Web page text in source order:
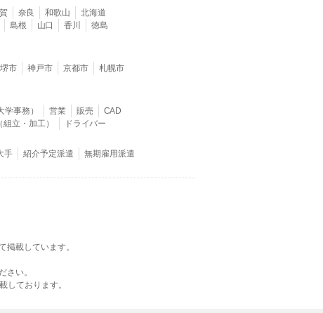
奈良 和歌山
北海道
島根 山口 香川
徳島
堺市 神戸市 京都市
札幌市
事務） 営業 販売
CAD
組立・加工） ドライバー
手 紹介予定派遣 無期雇用派遣
載しています。
さい。
しております。